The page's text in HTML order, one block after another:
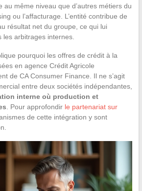
au même niveau que d’autres métiers du
ou l’affacturage. L’entité contribue de
résultat net du groupe, ce qui lui
arbitrages internes.
pourquoi les offres de crédit à la
en agence Crédit Agricole
de CA Consumer Finance. Il ne s’agit
entre deux sociétés indépendantes,
interne où production et
. Pour approfondir le partenariat sur
de cette intégration y sont